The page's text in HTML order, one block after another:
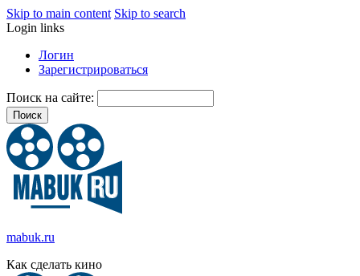
Skip to main content Skip to search
Login links
Логин
Зарегистрироваться
Поиск на сайте:
mabuk.ru
Как сделать кино